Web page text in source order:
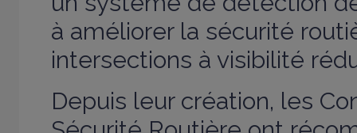
à améliorer la sécurité
intersections à visibilité
Depuis leur création, les